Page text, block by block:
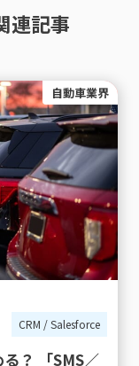
連記事
自動車業界
CRM / Salesforce
？ 「SMS／